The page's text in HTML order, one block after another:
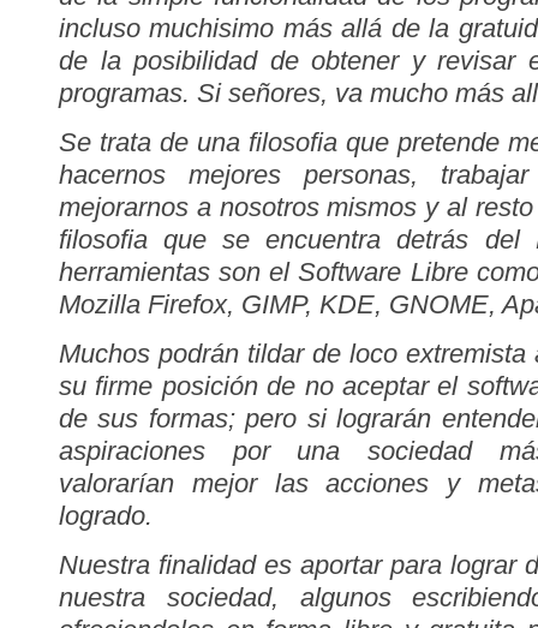
incluso muchisimo más allá de la
de la posibilidad de obtener y revisar
programas. Si señores, va mucho más
Se trata de una filosofia que pretende
hacernos mejores personas,
mejorarnos a nosotros mismos y al
filosofia que se encuentra detrás del
herramientas son el Software Libre
Mozilla Firefox, GIMP, KDE, GNOME,
Muchos podrán tildar de loco
su firme posición de no aceptar el
de sus formas; pero si lograrán
aspiraciones por una sociedad
valorarían mejor las acciones y
logrado.
Nuestra finalidad es aportar para lograr
nuestra sociedad, algunos